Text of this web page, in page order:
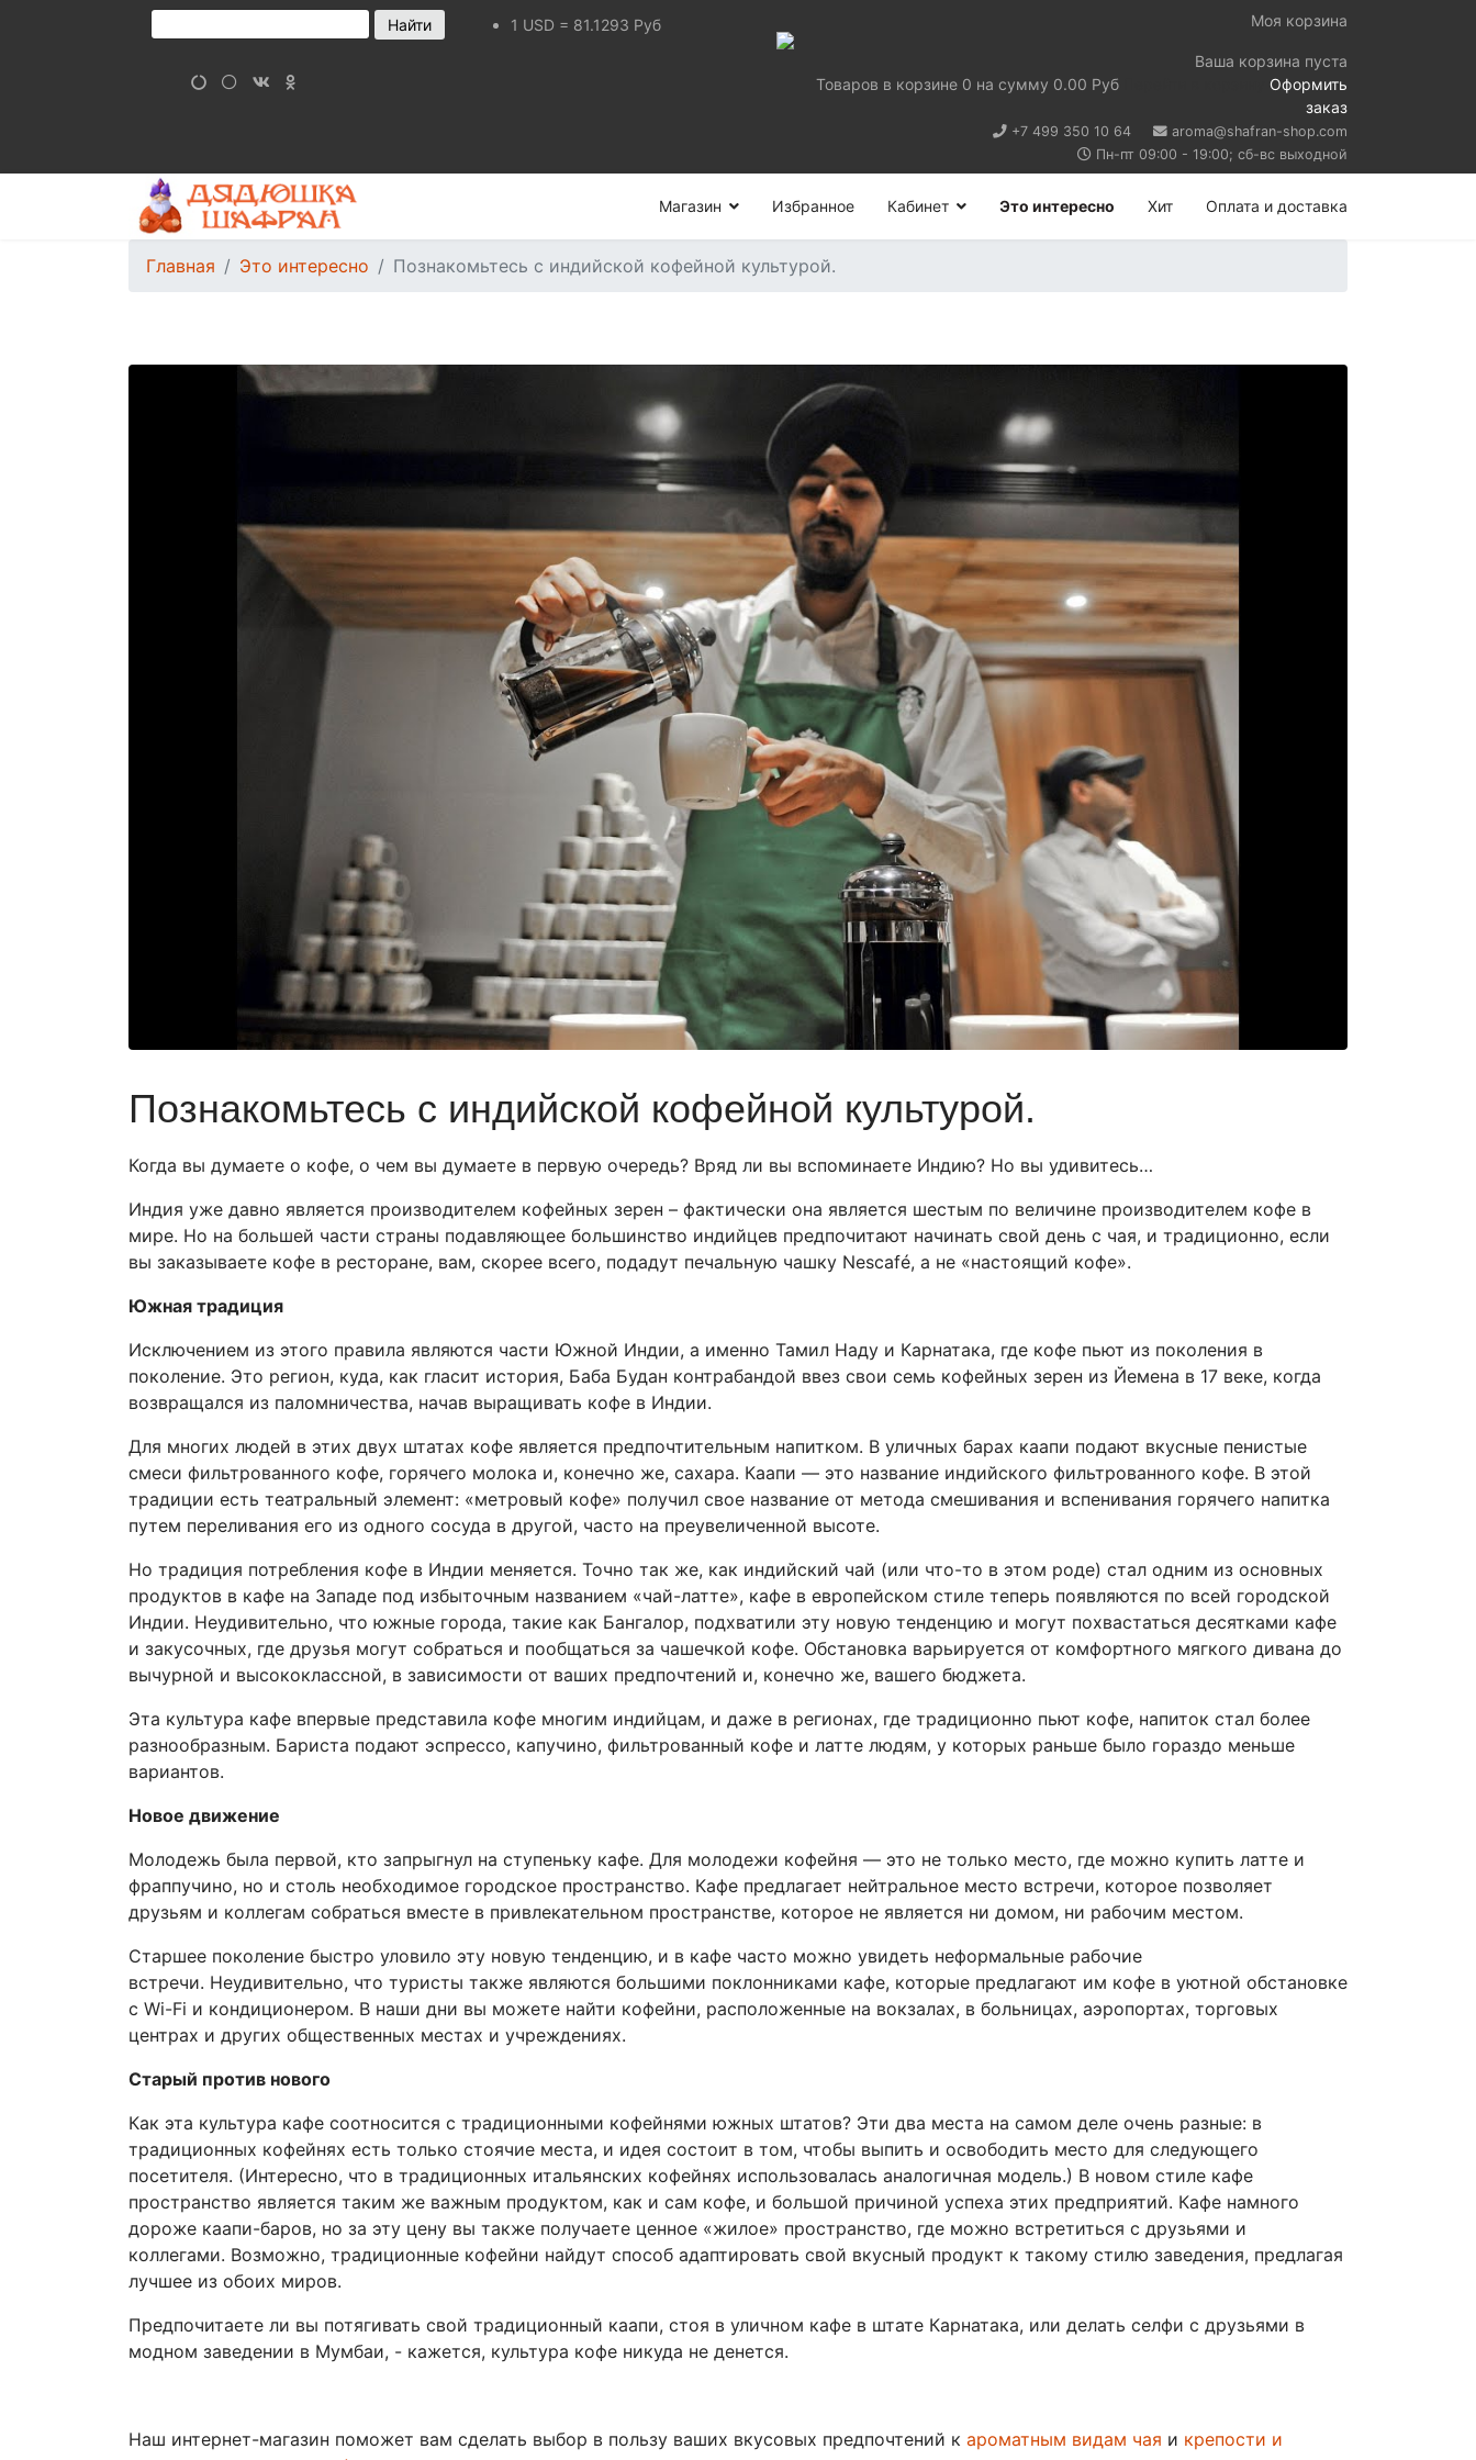
1 USD = 81.1293 Руб Моя корзина
Ваша корзина пуста
Товаров в корзине 0 на сумму 0.00 Руб
Оформить
заказ
+7 499 350 10 64
aroma@shafran-shop.com
Пн-пт 09:00 - 19:00; сб-вс выходной
Магазин Избранное Кабинет Это интересно Хит Оплата и доставка
Главная Это интересно Познакомьтесь с индийской кофейной культурой.
Познакомьтесь с индийской кофейной культурой.
Когда вы думаете о кофе, о чем вы думаете в первую очередь? Вряд ли вы вспоминаете Индию? Но вы удивитесь…
Индия уже давно является производителем кофейных зерен – фактически она является шестым по величине производителем кофе в
мире. Но на большей части страны подавляющее большинство индийцев предпочитают начинать свой день с чая, и традиционно, если
вы заказываете кофе в ресторане, вам, скорее всего, подадут печальную чашку Nescafé, а не «настоящий кофе».
Южная традиция
Исключением из этого правила являются части Южной Индии, а именно Тамил Наду и Карнатака, где кофе пьют из поколения в
поколение. Это регион, куда, как гласит история, Баба Будан контрабандой ввез свои семь кофейных зерен из Йемена в 17 веке, когда
возвращался из паломничества, начав выращивать кофе в Индии.
Для многих людей в этих двух штатах кофе является предпочтительным напитком. В уличных барах каапи подают вкусные пенистые
смеси фильтрованного кофе, горячего молока и, конечно же, сахара. Каапи — это название индийского фильтрованного кофе. В этой
традиции есть театральный элемент: «метровый кофе» получил свое название от метода смешивания и вспенивания горячего напитка
путем переливания его из одного сосуда в другой, часто на преувеличенной высоте.
Но традиция потребления кофе в Индии меняется. Точно так же, как индийский чай (или что-то в этом роде) стал одним из основных
продуктов в кафе на Западе под избыточным названием «чай-латте», кафе в европейском стиле теперь появляются по всей городской
Индии. Неудивительно, что южные города, такие как Бангалор, подхватили эту новую тенденцию и могут похвастаться десятками кафе
и закусочных, где друзья могут собраться и пообщаться за чашечкой кофе. Обстановка варьируется от комфортного мягкого дивана до
вычурной и высококлассной, в зависимости от ваших предпочтений и, конечно же, вашего бюджета.
Эта культура кафе впервые представила кофе многим индийцам, и даже в регионах, где традиционно пьют кофе, напиток стал более
разнообразным. Бариста подают эспрессо, капучино, фильтрованный кофе и латте людям, у которых раньше было гораздо меньше
вариантов.
Новое движение
Молодежь была первой, кто запрыгнул на ступеньку кафе. Для молодежи кофейня — это не только место, где можно купить латте и
фраппучино, но и столь необходимое городское пространство. Кафе предлагает нейтральное место встречи, которое позволяет
друзьям и коллегам собраться вместе в привлекательном пространстве, которое не является ни домом, ни рабочим местом.
Старшее поколение быстро уловило эту новую тенденцию, и в кафе часто можно увидеть неформальные рабочие
встречи. Неудивительно, что туристы также являются большими поклонниками кафе, которые предлагают им кофе в уютной обстановке
с Wi-Fi и кондиционером. В наши дни вы можете найти кофейни, расположенные на вокзалах, в больницах, аэропортах, торговых
центрах и других общественных местах и ​​учреждениях.
Старый против нового
Как эта культура кафе соотносится с традиционными кофейнями южных штатов? Эти два места на самом деле очень разные: в
традиционных кофейнях есть только стоячие места, и идея состоит в том, чтобы выпить и освободить место для следующего
посетителя. (Интересно, что в традиционных итальянских кофейнях использовалась аналогичная модель.) В новом стиле кафе
пространство является таким же важным продуктом, как и сам кофе, и большой причиной успеха этих предприятий. Кафе намного
дороже каапи-баров, но за эту цену вы также получаете ценное «жилое» пространство, где можно встретиться с друзьями и
коллегами. Возможно, традиционные кофейни найдут способ адаптировать свой вкусный продукт к такому стилю заведения, предлагая
лучшее из обоих миров.
Предпочитаете ли вы потягивать свой традиционный каапи, стоя в уличном кафе в штате Карнатака, или делать селфи с друзьями в
модном заведении в Мумбаи, - кажется, культура кофе никуда не денется.
Наш интернет-магазин поможет вам сделать выбор в пользу ваших вкусовых предпочтений к ароматным видам чая и крепости и